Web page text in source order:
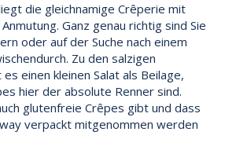
die gleichnamige Crêperie mit
Ganz genau richtig sind Sie
oder auf der Suche nach einem
Zu den salzigen
einen kleinen Salat als Beilage,
hier der absolute Renner sind.
glutenfreie Crêpes gibt und dass
verpackt mitgenommen werden